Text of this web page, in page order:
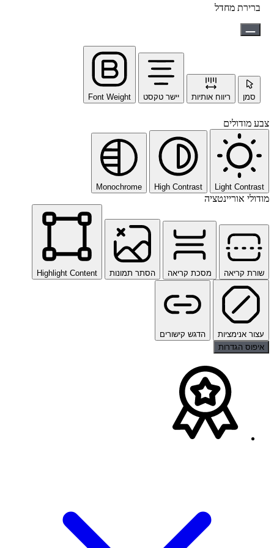
ברירת מחדל
סמן ריווח אותיות יישר טקסט Font Weight
צבע מודולים
Light Contrast
High Contrast
Monochrome
מודולי אוריינטציה
שורת קריאה מסכת קריאה הסתר תמונות Highlight Content
עצור אנימציות
הדגש קישורים
איפוס הגדרות